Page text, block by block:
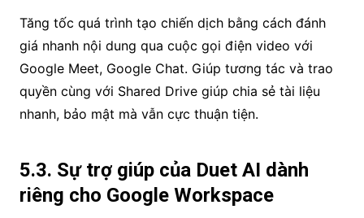
Tăng tốc quá trình tạo chiến dịch bằng cách đánh
giá nhanh nội dung qua cuộc gọi điện video với
Google Meet, Google Chat. Giúp tương tác và trao
quyền cùng với Shared Drive giúp chia sẻ tài liệu
nhanh, bảo mật mà vẫn cực thuận tiện.
5.3. Sự trợ giúp của Duet AI dành
riêng cho Google Workspace